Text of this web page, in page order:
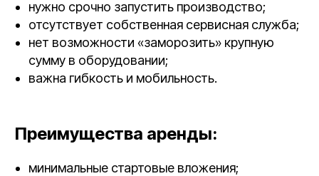
нужно срочно запустить производство;
отсутствует собственная сервисная служба;
нет возможности «заморозить» крупную
сумму в оборудовании;
важна гибкость и мобильность.
Преимущества аренды:
минимальные стартовые вложения;